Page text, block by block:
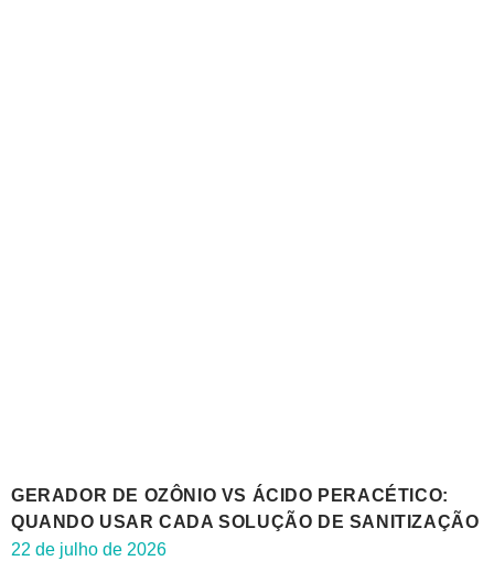
GERADOR DE OZÔNIO VS ÁCIDO PERACÉTICO:
QUANDO USAR CADA SOLUÇÃO DE SANITIZAÇÃO
22 de julho de 2026